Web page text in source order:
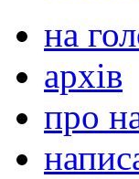
на
архів
про